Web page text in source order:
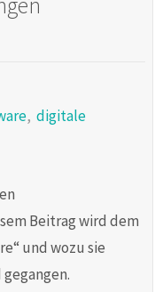
, digitale
Beitrag wird dem
und wozu sie